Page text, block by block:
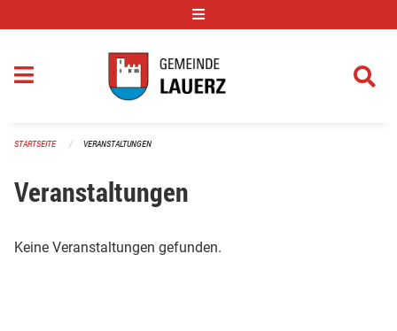
STARTSEITE VERANSTALTUNGEN
Veranstaltungen
Keine Veranstaltungen gefunden.